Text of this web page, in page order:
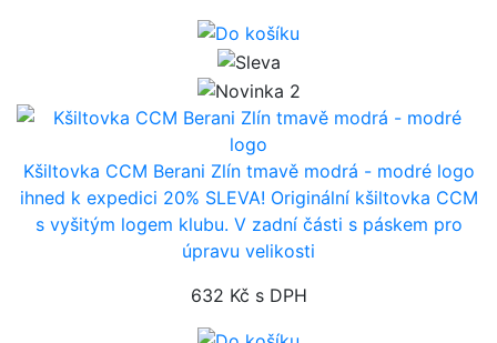
Kšiltovka CCM Berani Zlín tmavě modrá - modré logo
ihned k expedici 20% SLEVA! Originální kšiltovka CCM
s vyšitým logem klubu. V zadní části s páskem pro
úpravu velikosti
632 Kč s DPH